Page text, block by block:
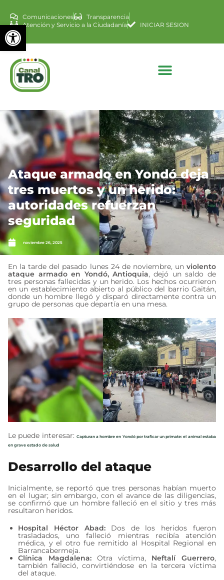
Abrir barra de
Comunicaciones
Transparencia
Atención y Servicio a la Ciudadanía
INICIAR SESION
Ataque armado en Yondó deja
tres muertos y un herido:
autoridades refuerzan
seguridad
noviembre 26, 2025
En la tarde del pasado lunes 24 de noviembre, un violento
ataque armado en Yondó, Antioquia, dejó un saldo de
tres personas fallecidas y un herido. Los hechos ocurrieron
en un establecimiento abierto al público del barrio Gaitán,
donde un hombre llegó y disparó directamente contra un
grupo de personas que departía en una mesa.
Le puede interesar: Capturan a hombre en Yondó por traficar un primate: el animal estaba
en grave estado de salud
Desarrollo del ataque
Inicialmente, se reportó que tres personas habían muerto
en el lugar; sin embargo, con el avance de las diligencias,
se confirmó que un hombre falleció en el sitio y tres más
resultaron heridos.
Hospital Héctor Abad:Dos de los heridos fueron
trasladados, uno falleció mientras recibía atención
médica, y el otro fue remitido al Hospital Regional en
Barrancabermeja.
Clínica Magdalena:Otra víctima, Neftalí Guerrero,
también falleció, convirtiéndose en la tercera víctima
del ataque.